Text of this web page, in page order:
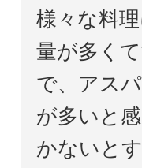
様々な料
量が多く
で、アス
が多いと
かないと